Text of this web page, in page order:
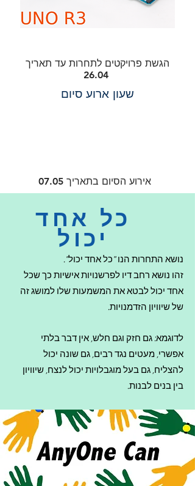
הגשת פרויקטים לתחרות עד תאריך
שעון ארוע סיום
אירוע הסיום בתאריך 07.05
כל אחד
יכול
נושא התחרות הנו "כל אחד יכול".
זהו נושא רחב דיו לפרשנויות אישיות כך שכל
אחד יכול לבטא את המשמעות שלו למושג זה
של שיוויון הזדמנויות.
לדוגמא: גם חזק וגם חלש, אין דבר בלתי
אפשרי, מעטים נגד רבים, גם שונה יכול
להצליח, גם בעל מוגבלויות יכול לנצח, שיוויון
בין בנים לבנות.